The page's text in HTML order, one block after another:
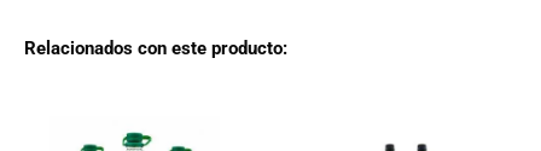
Relacionados con este producto: